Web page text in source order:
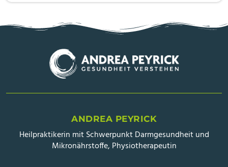
ANDREA PEYRICK
Heilpraktikerin mit Schwerpunkt Darmgesundheit und
Mikronährstoffe, Physiotherapeutin